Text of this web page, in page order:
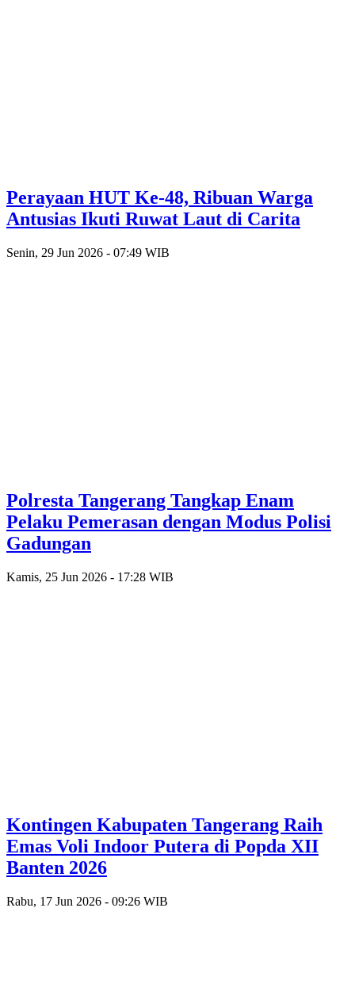
Perayaan HUT Ke-48, Ribuan Warga
Antusias Ikuti Ruwat Laut di Carita
Senin, 29 Jun 2026 - 07:49 WIB
Polresta Tangerang Tangkap Enam
Pelaku Pemerasan dengan Modus Polisi
Gadungan
Kamis, 25 Jun 2026 - 17:28 WIB
Kontingen Kabupaten Tangerang Raih
Emas Voli Indoor Putera di Popda XII
Banten 2026
Rabu, 17 Jun 2026 - 09:26 WIB